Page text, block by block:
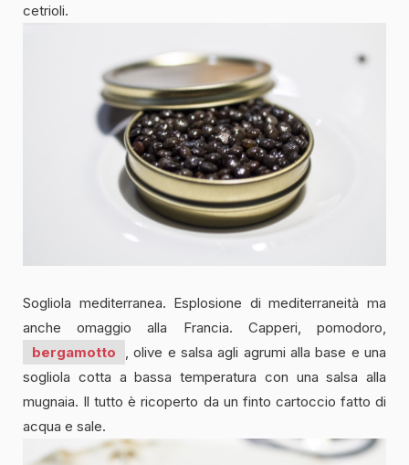
cetrioli.
Sogliola mediterranea. Esplosione di mediterraneità ma
anche omaggio alla Francia. Capperi, pomodoro,
bergamotto
, olive e salsa agli agrumi alla base e una
sogliola cotta a bassa temperatura con una salsa alla
mugnaia. Il tutto è ricoperto da un finto cartoccio fatto di
acqua e sale.